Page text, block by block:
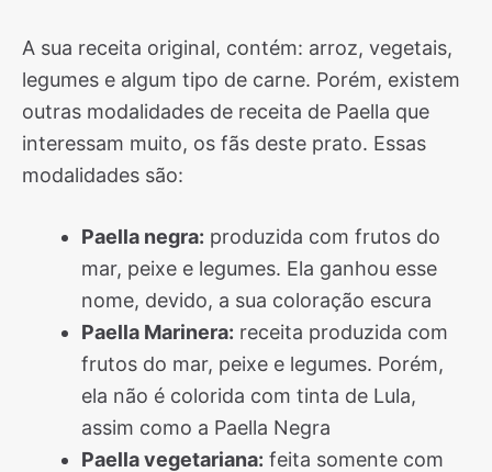
A sua receita original, contém: arroz, vegetais,
legumes e algum tipo de carne. Porém, existem
outras modalidades de receita de Paella que
interessam muito, os fãs deste prato. Essas
modalidades são:
Paella negra: produzida com frutos do
mar, peixe e legumes. Ela ganhou esse
nome, devido, a sua coloração escura
Paella Marinera: receita produzida com
frutos do mar, peixe e legumes. Porém,
ela não é colorida com tinta de Lula,
assim como a Paella Negra
Paella vegetariana: feita somente com